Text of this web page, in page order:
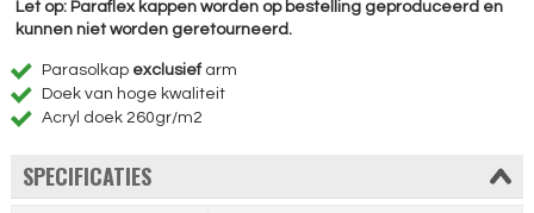
Let op: Paraflex kappen worden op bestelling geproduceerd en
kunnen niet worden geretourneerd.
Parasolkap exclusiefarm
Doek van hoge kwaliteit
Acryl doek 260gr/m2
SPECIFICATIES